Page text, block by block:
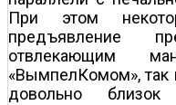
При этом
предъявление
отвлекающим
«ВымпелКомом», так
довольно близок